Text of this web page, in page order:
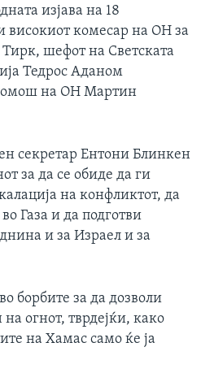
изјава на 18
високиот комесар на ОН за
шефот на Светската
Тедрос Аданом
на ОН Мартин
секретар Ентони Блинкен
за да се обиде да ги
на конфликтот, да
Газа и да подготви
и за Израел и за
борбите за да дозволи
огнот, тврдејќи, како
на Хамас само ќе ја